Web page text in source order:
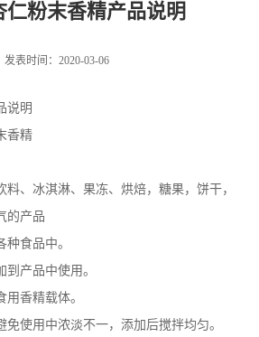
仁粉末香精产品说明
发表时间：2020-03-06
说明
香精
料、冰淇淋、果冻、烘焙，糖果，饼干，
的产品
种食品中。
到产品中使用。
用香精载体。
免使用中浓淡不一，添加后搅拌均匀。